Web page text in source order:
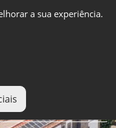
a sua experiência.